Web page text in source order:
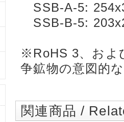
SSB-A-5:
SSB-B-5:
※RoHS 3、およ
争鉱物の意図的
関連商品 /